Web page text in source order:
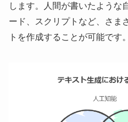
します。人間が書いたような
ード、スクリプトなど、さま
トを作成することが可能です。